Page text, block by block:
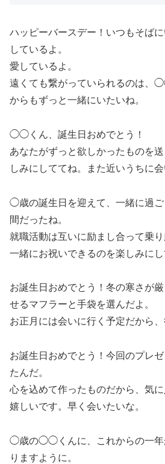
ハッピーバースデー！いつもそば
しているよ。
愛しているよ。
遠くても繋がっていられるのは、
からもずっと一緒にいたいね。
◯◯くん、誕生日おめでとう！
あなたがずっと欲しかったものを
しみにしててね。また近いうちに会
◯歳の誕生日を迎えて、一緒に過ご
間だったね。
就職活動は互いに励まし合って乗
一緒にお祝いできるのを楽しみにし
お誕生日おめでとう！冬の寒さが
せるマフラーと手袋を選んだよ。
お正月には会いに行く予定だから、
お誕生日おめでとう！今回のプレ
たんだ。
心を込めて作ったものだから、気
嬉しいです。早く会いたいな。
◯歳の◯◯くんに、これからの一年
りますように。